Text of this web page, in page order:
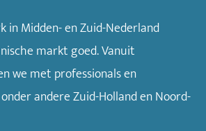
in Midden- en Zuid-Nederland
markt goed. Vanuit
we met professionals en
andere Zuid-Holland en Noord-